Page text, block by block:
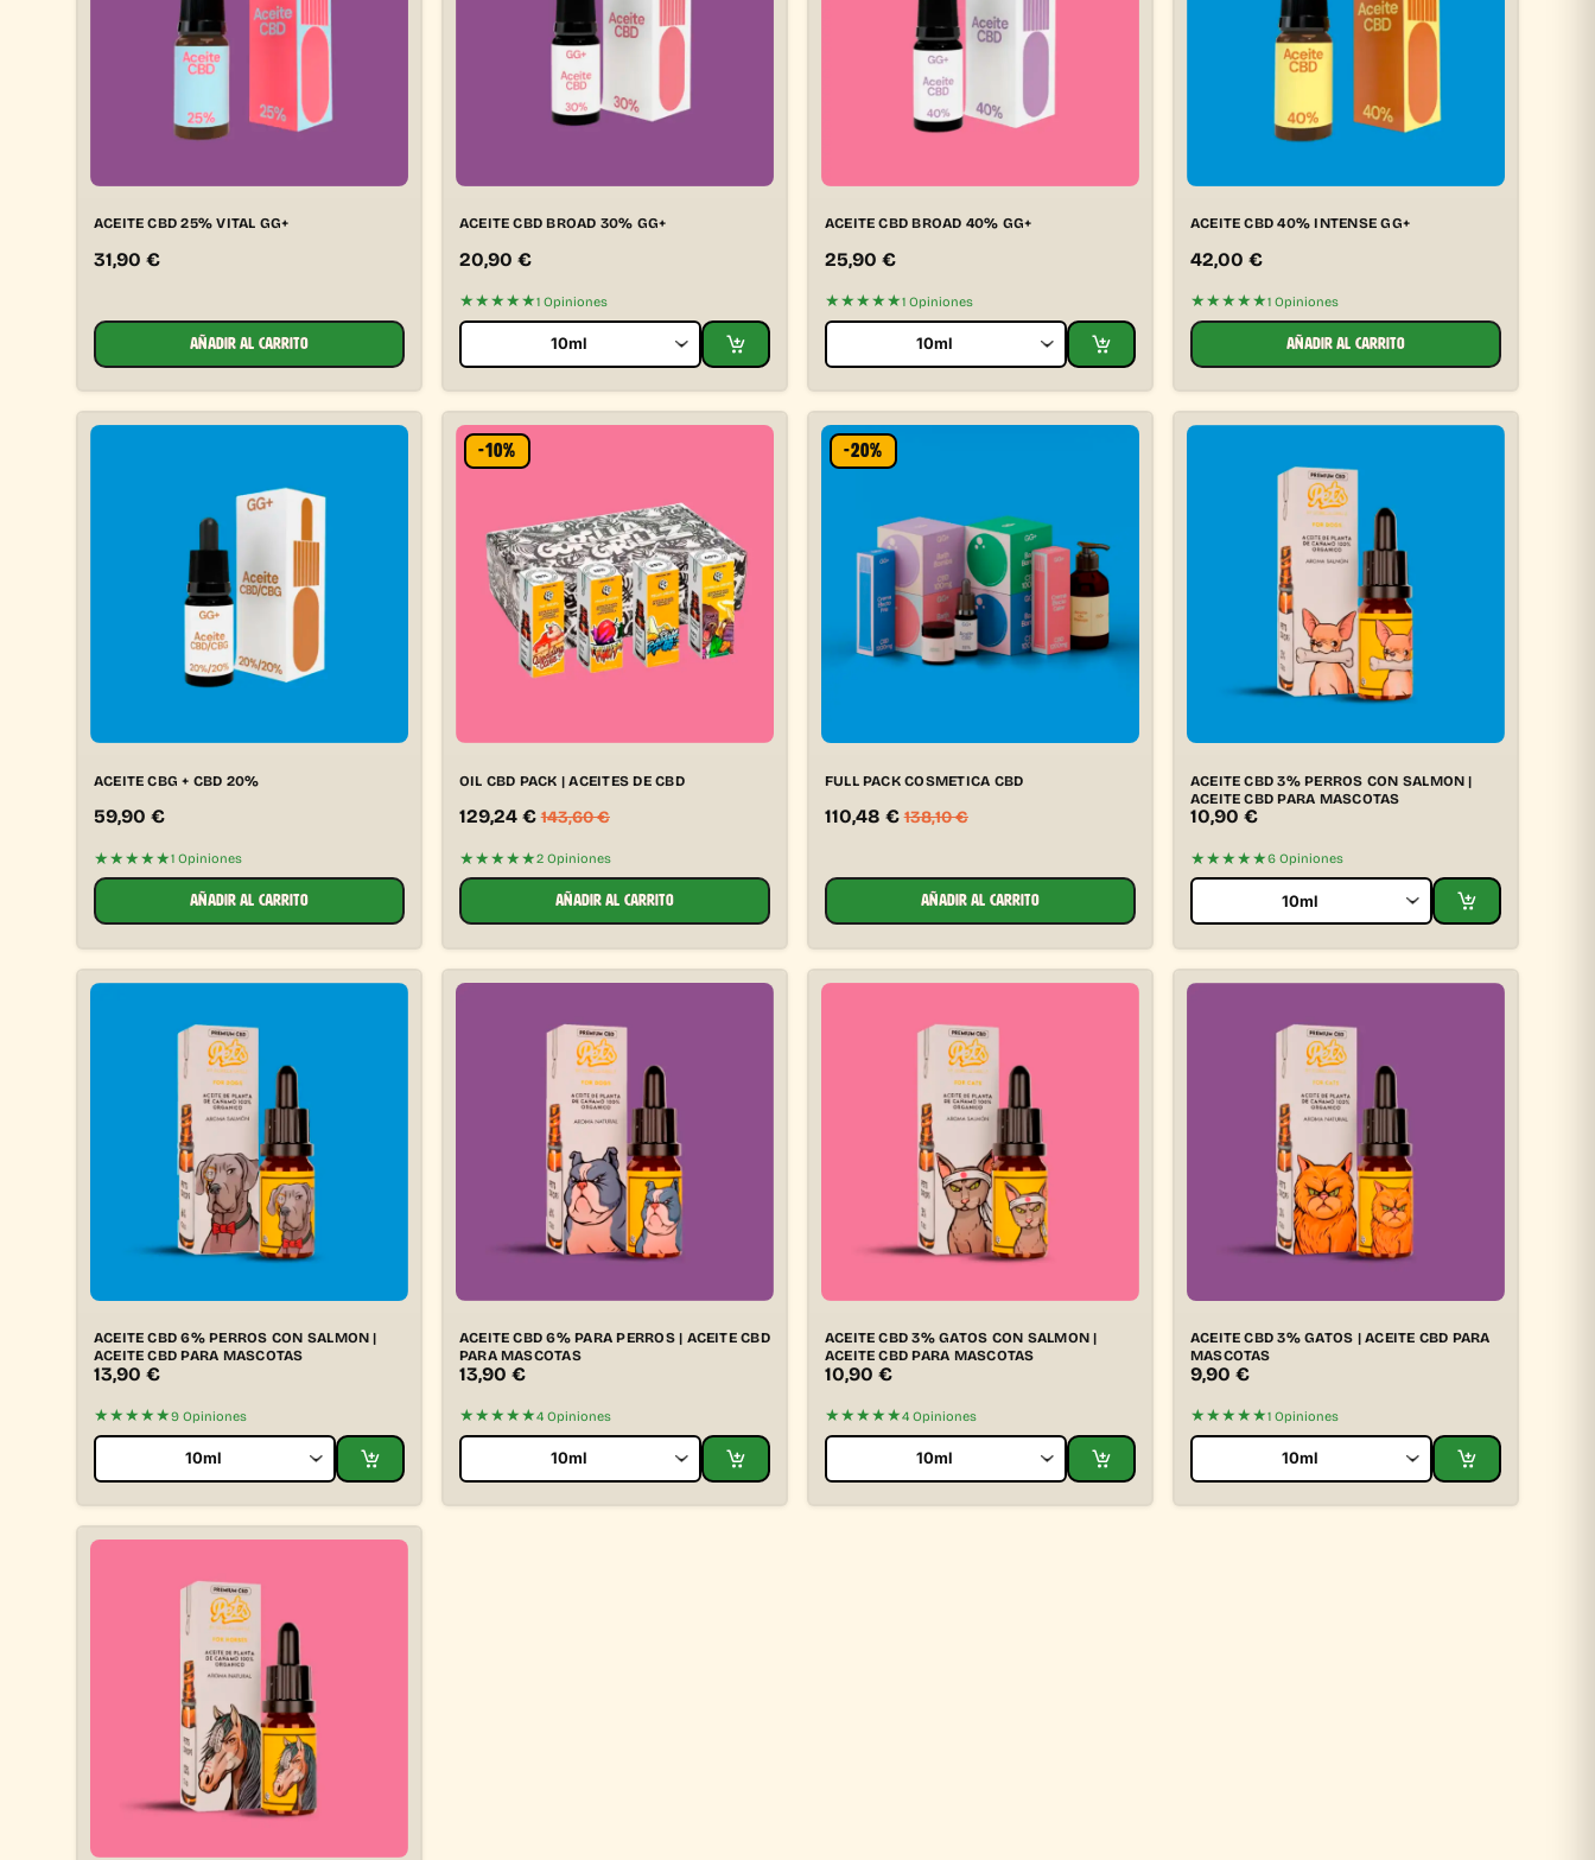
ACEITE CBD 25% VITAL GG+
31,90 €
AÑADIR AL CARRITO
ACEITE CBD BROAD 30% GG+
20,90 €
★★★★★1 Opiniones
ACEITE CBD BROAD 40% GG+
25,90 €
★★★★★1 Opiniones
ACEITE CBD 40% INTENSE GG+
42,00 €
★★★★★1 Opiniones
AÑADIR AL CARRITO
ACEITE CBG + CBD 20%
59,90 €
★★★★★1 Opiniones
AÑADIR AL CARRITO
-10%
OIL CBD PACK | ACEITES DE CBD
129,24€143,60€
★★★★★2 Opiniones
AÑADIR AL CARRITO
-20%
FULL PACK COSMETICA CBD
110,48 €138,10€
AÑADIR AL CARRITO
ACEITE CBD 3% PERROS CON SALMON |
ACEITE CBD PARA MASCOTAS
10,90 €
★★★★★6 Opiniones
ACEITE CBD 6% PERROS CON SALMON |
ACEITE CBD PARA MASCOTAS
13,90 €
★★★★★9 Opiniones
ACEITE CBD 6% PARA PERROS | ACEITE CBD
PARA MASCOTAS
13,90 €
★★★★★4 Opiniones
ACEITE CBD 3% GATOS CON SALMON |
ACEITE CBD PARA MASCOTAS
10,90 €
★★★★★4 Opiniones
ACEITE CBD 3% GATOS | ACEITE CBD PARA
MASCOTAS
9,90 €
★★★★★1 Opiniones